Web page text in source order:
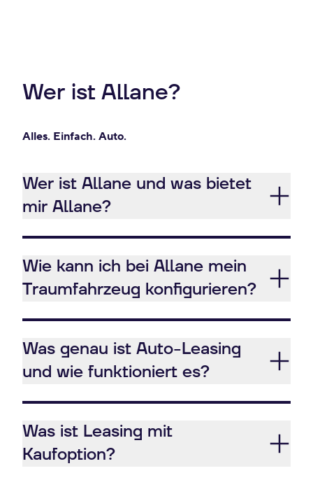
Wer ist Allane?
Alles. Einfach. Auto.
Wer ist Allane und was bietet
mir Allane?
Wie kann ich bei Allane mein
Traumfahrzeug konfigurieren?
Was genau ist Auto-Leasing
und wie funktioniert es?
Was ist Leasing mit
Kaufoption?